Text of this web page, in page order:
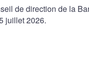
de direction de la
juillet 2026.